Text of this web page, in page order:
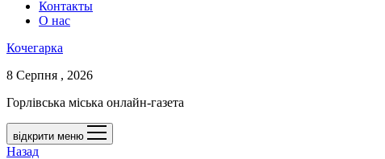
Контакты
О нас
Кочегарка
8 Серпня , 2026
Горлівська міська онлайн-газета
відкрити меню
Назад